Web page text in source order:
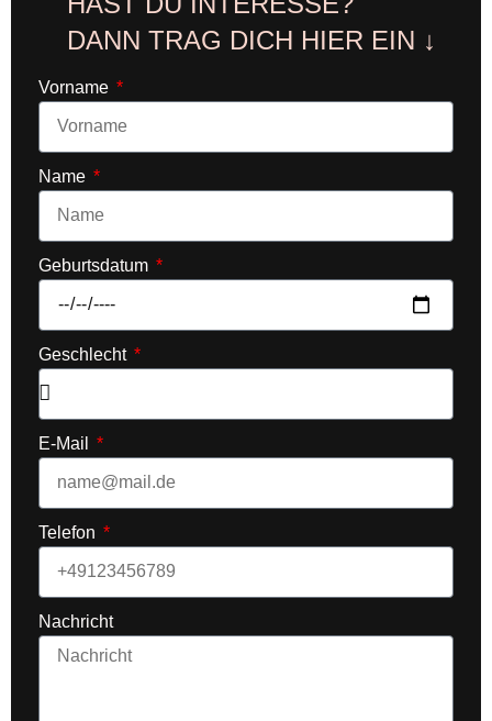
DANN TRAG DICH HIER EIN ↓
Vorname
Name
Geburtsdatum
Geschlecht
E-Mail
Telefon
Nachricht